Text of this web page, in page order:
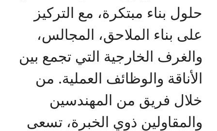
حلول بناء مبتكرة، مع التركيز
على بناء الملاحق، المجالس،
والغرف الخارجية التي تجمع بين
الأناقة والوظائف العملية. من
خلال فريق من المهندسين
والمقاولين ذوي الخبرة، تسعى